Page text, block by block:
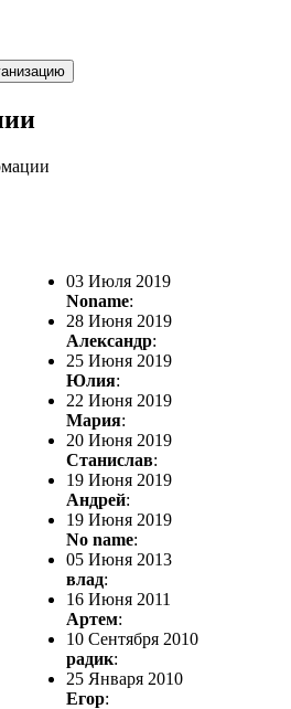
03 Июля 2019
Noname:
28 Июня 2019
Александр:
25 Июня 2019
Юлия:
22 Июня 2019
Мария:
20 Июня 2019
Станислав:
19 Июня 2019
Андрей:
19 Июня 2019
No name:
05 Июня 2013
влад:
16 Июня 2011
Артем:
10 Сентября 2010
радик:
25 Января 2010
Егор: